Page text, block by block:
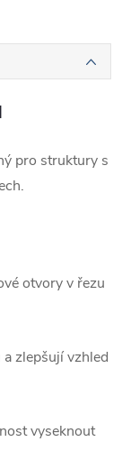
pro struktury s
otvory v řezu
zlepšují vzhled
vyseknout